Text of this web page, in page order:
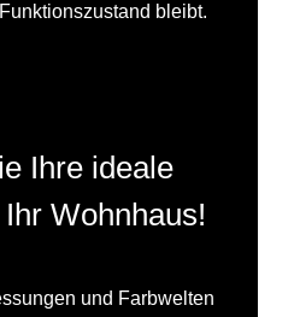
bleibt.
Ihre ideale
Wohnhaus!
und Farbwelten